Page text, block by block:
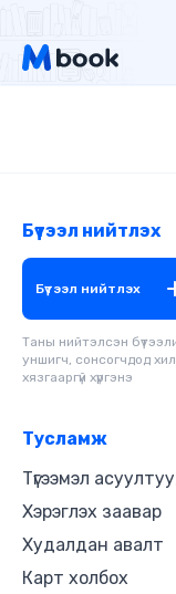
Бүтээл нийтлэх
Бүтээл нийтлэх
Таны нийтэлсэн
уншигч, сонсогчдод хил
хязгааргүй хүргэнэ
Тусламж
Түгээмэл
Хэрэглэх заавар
Худалдан авалт
Карт холбох